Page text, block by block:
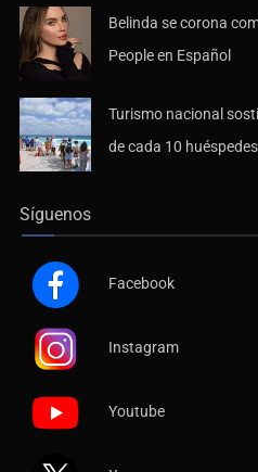
Belinda se corona
People en Español
Turismo nacional
de cada 10
Síguenos
Facebook
Instagram
Youtube